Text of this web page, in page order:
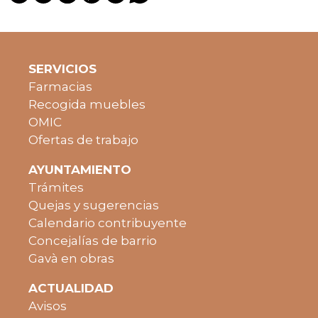
SERVICIOS
Farmacias
Recogida muebles
OMIC
Ofertas de trabajo
AYUNTAMIENTO
Trámites
Quejas y sugerencias
Calendario contribuyente
Concejalías de barrio
Gavà en obras
ACTUALIDAD
Avisos